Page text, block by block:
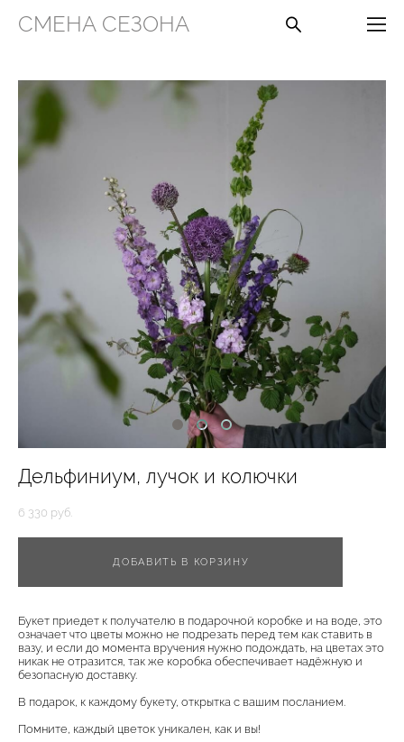
СМЕНА СЕЗОНА
Дельфиниум, лучок и колючки
6 330 pуб.
ДОБАВИТЬ В КОРЗИНУ
Букет приедет к получателю в подарочной коробке и на воде, это
означает что цветы можно не подрезать перед тем как ставить в
вазу, и если до момента вручения нужно подождать, на цветах это
никак не отразится, так же коробка обеспечивает надёжную и
безопасную доставку.
В подарок, к каждому букету, открытка с вашим посланием.
Помните, каждый цветок уникален, как и вы!